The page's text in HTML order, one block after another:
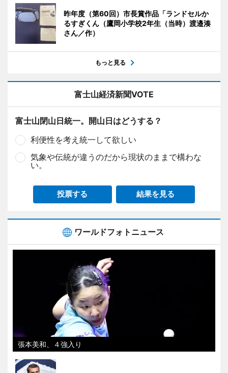
昨年度（第60回）市長賞作品「ランドセルか
るすぎくん（鷹岡小学校2年生（当時）渡邉湊
さん／作）
もっと見る
富士山経済新聞VOTE
富士山閉山日統一。開山日はどうする？
利便性を考え統一して欲しい
気象や伝統が違うのだから現状のままで構わな
い。
投票する 結果を見る
ワールドフォトニュース
張本美和、４強入り